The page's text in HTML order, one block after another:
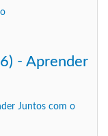
- Aprender